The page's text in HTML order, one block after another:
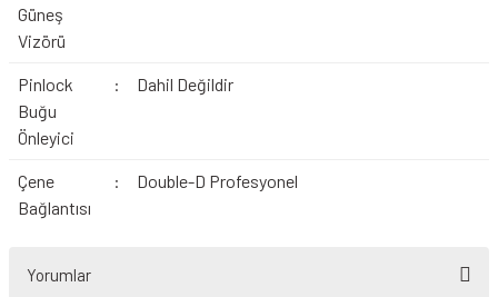
Güneş
Vizörü
Pinlock
Buğu
Önleyici
: Dahil Değildir
Çene
Bağlantısı
: Double-D Profesyonel
Yorumlar